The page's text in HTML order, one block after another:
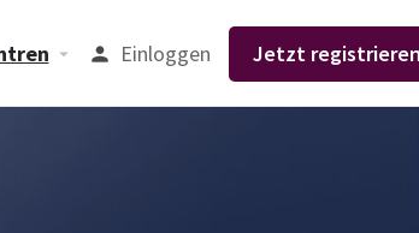
Einloggen Jetzt